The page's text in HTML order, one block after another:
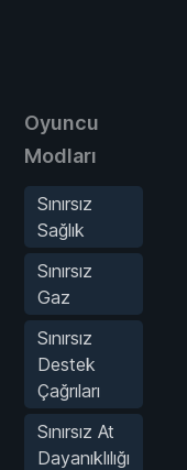
Oyuncu
Modları
Sınırsız
Sağlık
Sınırsız
Gaz
Sınırsız
Destek
Çağrıları
Sınırsız At
Dayanıklılığı